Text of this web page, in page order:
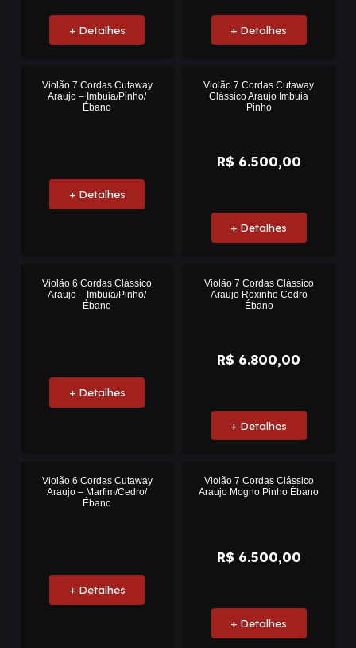
+ Detalhes + Detalhes
Violão 7 Cordas Cutaway
Araujo – Imbuia/Pinho/
Ébano
+ Detalhes
Violão 7 Cordas Cutaway
Clássico Araujo Imbuia
Pinho
R$ 6.500,00
+ Detalhes
Violão 6 Cordas Clássico
Araujo – Imbuia/Pinho/
Ébano
+ Detalhes
Violão 7 Cordas Clássico
Araujo Roxinho Cedro
Ébano
R$ 6.800,00
+ Detalhes
Violão 6 Cordas Cutaway
Araujo – Marfim/Cedro/
Ébano
+ Detalhes
Violão 7 Cordas Clássico
Araujo Mogno Pinho Ébano
R$ 6.500,00
+ Detalhes